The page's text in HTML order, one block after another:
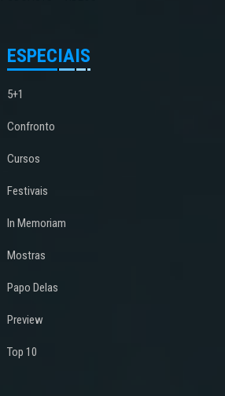
ESPECIAIS
5+1
Confronto
Cursos
Festivais
In Memoriam
Mostras
Papo Delas
Preview
Top 10